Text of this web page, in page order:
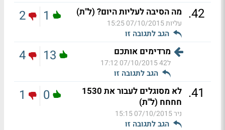
42
. מה הסיבה לעליות היום? (ל"ת)
עליות07/10/2015 15:25
הגב לתגובה זו
1
2
מרדימים אותכם
ל42 07/10/2015 17:12
הגב לתגובה זו
13
4
41
.
לא מסוגלים לעבור את 1530
חחחח (ל"ת)
ניר07/10/2015 15:15
הגב לתגובה זו
0
1